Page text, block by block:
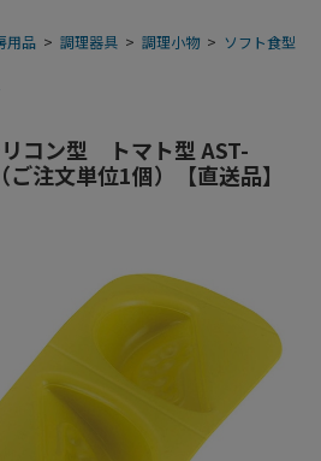
用品 > 調理器具 > 調理小物 > ソフト食型
コン型 トマト型 AST-
注文単位1個）【直送品】